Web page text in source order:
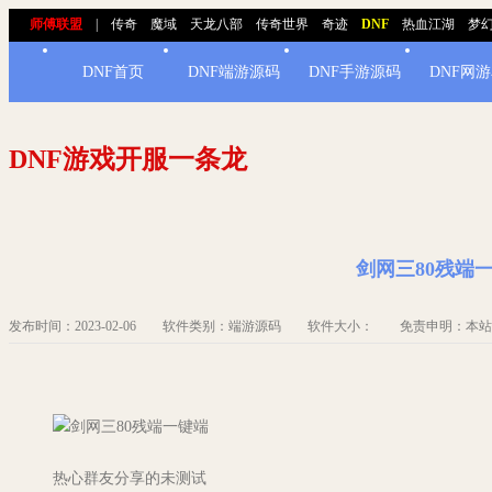
师傅联盟 传奇 魔域 天龙八部 传奇世界 奇迹 DNF 热血江湖 梦
DNF首页 DNF端游源码 DNF手游源码 DNF网
DNF游戏开服一条龙
剑网三80残端
发布时间：2023-02-06 软件类别：端游源码 软件大小： 免责申明：本站
剑网三80残端一键端
热心群友分享的未测试